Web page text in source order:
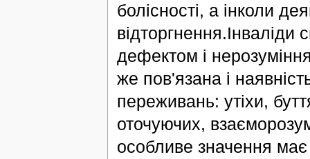
болісності, а інколи
відторгнення.Інваліди
дефектом і
же пов'язана і
переживань: утіхи,
оточуючих,
особливе значення має